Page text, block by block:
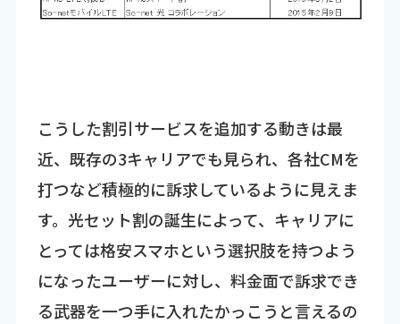
こうした割引サービスを追加する動きは最
近、既存の3キャリアでも見られ、各社CMを
打つなど積極的に訴求しているように見えま
す。光セット割の誕生によって、キャリアに
とっては格安スマホという選択肢を持つよう
になったユーザーに対し、料金面で訴求でき
る武器を一つ手に入れたかっこうと言えるの